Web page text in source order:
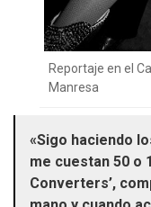
Reportaje en el
Manresa
«Sigo haciendo
me cuestan 50 o
Converters’,